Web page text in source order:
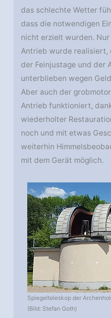
das schlechte Wetter
dass die notwendigen
nicht erzielt wurden.
Antrieb wurde realisiert,
der Feinjustage und der
unterblieben wegen
Aber auch der
Antrieb funktioniert,
wiederholter
noch und mit etwas
weiterhin
mit dem Gerät möglich.
Spiegelteleskop der
(Bild: Stefan Goth)